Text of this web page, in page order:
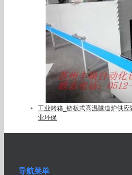
工业烤箱_链板式高温隧道炉供
业环保
导航菜单